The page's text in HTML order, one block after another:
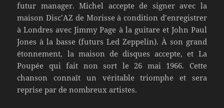
futur manager. Michel accepte de signer avec la
maison Disc’AZ de Morisse à condition d’enregistrer
à Londres avec Jimmy Page à la guitare et John Paul
Jones à la basse (futurs Led Zeppelin). À son grand
étonnement, la maison de disques accepte, et La
Poupée qui fait non sort le 26 mai 1966. Cette
chanson connaît un véritable triomphe et sera
reprise par de nombreux artistes.